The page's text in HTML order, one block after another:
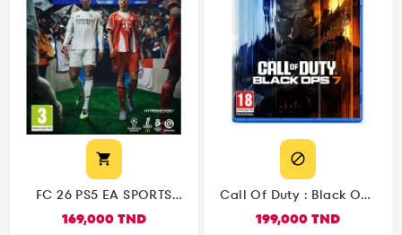

FC 26 PS5 EA SPORTS
بالتعليق العربي
169,000 TND

Call Of Duty : Black Ops
7 PS5
199,000 TND